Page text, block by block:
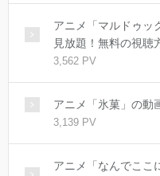
アニメ「マルドゥッ
見放題！無料の視聴
3,562 PV
アニメ「氷菓」の動
3,139 PV
アニメ「なんでここ